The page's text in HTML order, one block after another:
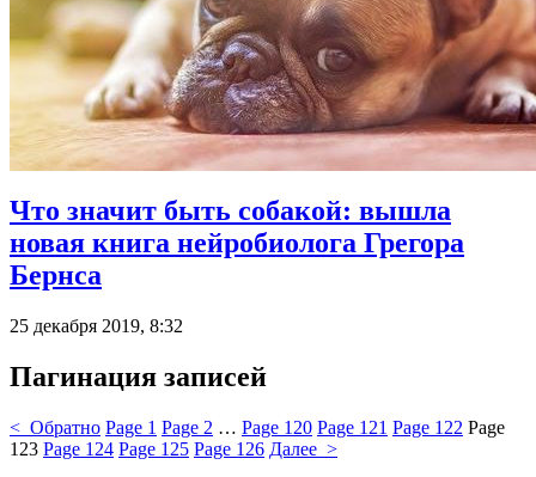
Что значит быть собакой: вышла
новая книга нейробиолога Грегора
Бернса
25 декабря 2019, 8:32
Пагинация записей
< Обратно Page 1 Page 2 … Page 120 Page 121 Page 122 Page
123 Page 124 Page 125 Page 126 Далее >